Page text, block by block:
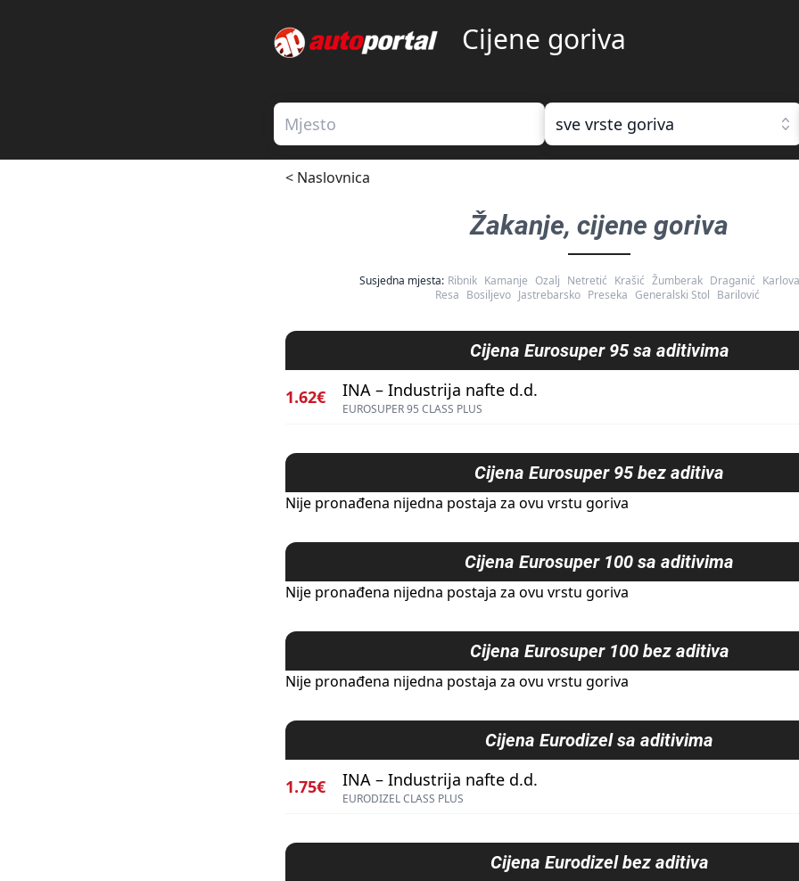
Cijene goriva
sve vrste goriva
< Naslovnica
Žakanje, cijene goriva
Susjedna mjesta: Ribnik Kamanje Ozalj Netretić Krašić Žumberak Draganić
Resa Bosiljevo Jastrebarsko Preseka Generalski Stol Barilović
Cijena Eurosuper 95 sa aditivima
1.62€ INA – Industrija nafte d.d.
EUROSUPER 95 CLASS PLUS
Cijena Eurosuper 95 bez aditiva
Nije pronađena nijedna postaja za ovu vrstu goriva
Cijena Eurosuper 100 sa aditivima
Nije pronađena nijedna postaja za ovu vrstu goriva
Cijena Eurosuper 100 bez aditiva
Nije pronađena nijedna postaja za ovu vrstu goriva
Cijena Eurodizel sa aditivima
1.75€ INA – Industrija nafte d.d.
EURODIZEL CLASS PLUS
Cijena Eurodizel bez aditiva